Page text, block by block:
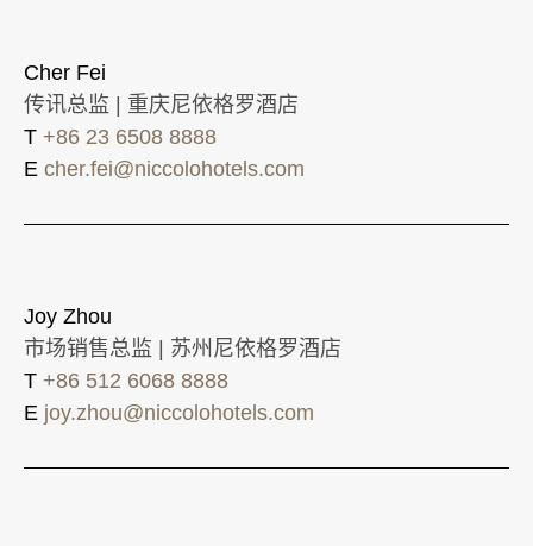
Cher Fei
传讯总监 | 重庆尼依格罗酒店
T +86 23 6508 8888
E cher.fei@niccolohotels.com
Joy Zhou
市场销售总监 | 苏州尼依格罗酒店
T +86 512 6068 8888
E joy.zhou@niccolohotels.com